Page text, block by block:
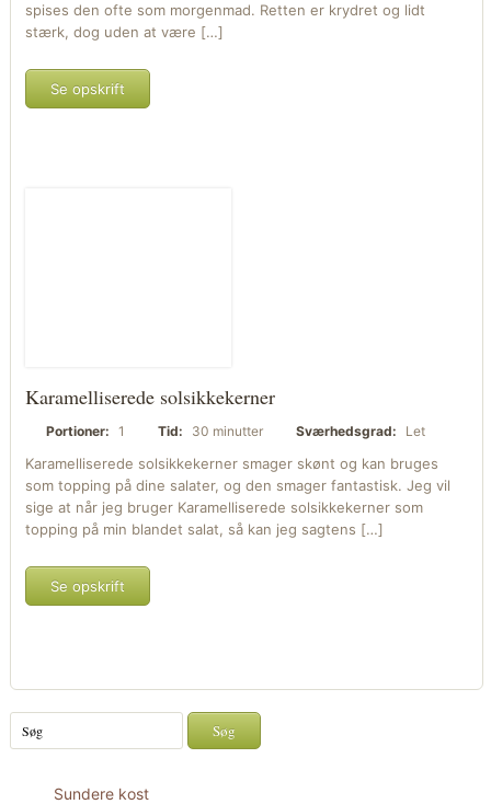
spises den ofte som morgenmad. Retten er krydret og lidt
stærk, dog uden at være […]
Se opskrift
Karamelliserede solsikkekerner
Portioner: 1 Tid: 30 minutter Sværhedsgrad: Let
Karamelliserede solsikkekerner smager skønt og kan bruges
som topping på dine salater, og den smager fantastisk. Jeg vil
sige at når jeg bruger Karamelliserede solsikkekerner som
topping på min blandet salat, så kan jeg sagtens […]
Se opskrift
Sundere kost